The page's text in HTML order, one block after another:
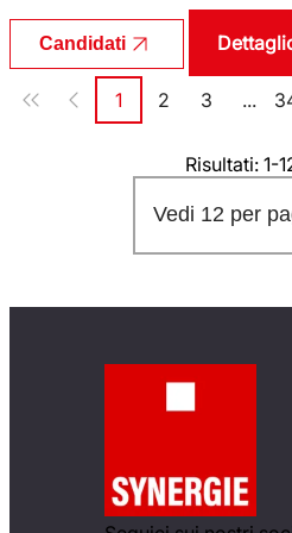
Candidati
Paginazione
Pagina
1 Pagina
2 Pagina
3 ...
Risultati: 1-
Vedi 12 per